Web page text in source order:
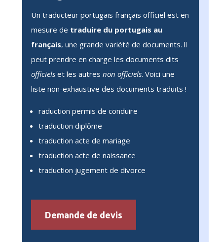
Un traducteur portugais français officiel est en
mesure de traduire du portugais au
français, une grande variété de documents. ll
peut prendre en charge les documents dits
officielset les autres non officiels. Voici une
liste non-exhaustive des documents traduits !
raduction permis de conduire
traduction diplôme
traduction acte de mariage
traduction acte de naissance
traduction jugement de divorce
Demande de devis